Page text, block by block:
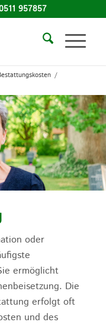
957857
/
oder
ermöglicht
Die
erfolgt oft
und des